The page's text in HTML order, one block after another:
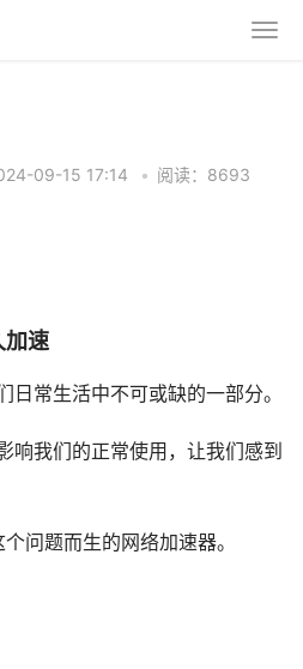
09-15 17:14 • 阅读：8693
速
日常生活中不可或缺的一部分。
响我们的正常使用，让我们感到
问题而生的网络加速器。